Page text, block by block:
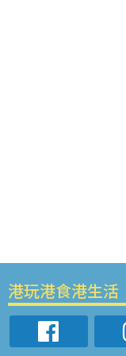
港玩港食港生活